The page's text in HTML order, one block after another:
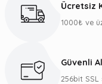
Ücretsiz
1000₺ ve
Güvenli
256bit SSL